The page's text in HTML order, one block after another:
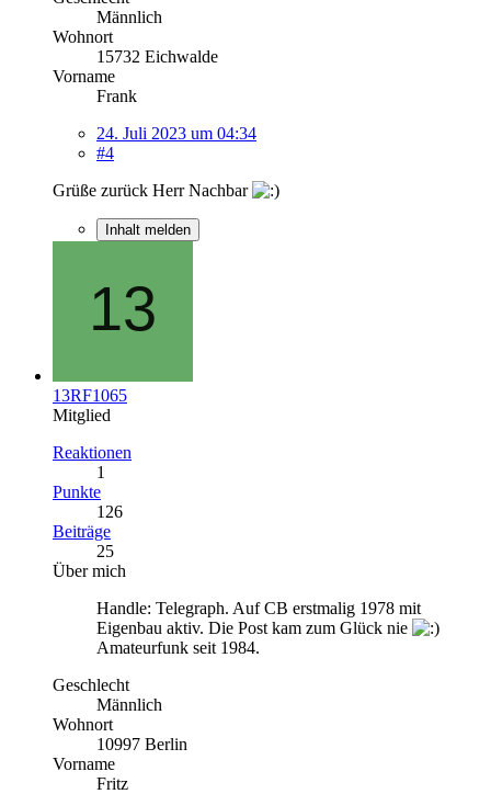
Männlich
Wohnort
15732 Eichwalde
Vorname
Frank
24. Juli 2023 um 04:34
#4
Grüße zurück Herr Nachbar
Inhalt melden
13RF1065
Mitglied
Reaktionen
1
Punkte
126
Beiträge
25
Über mich
Handle: Telegraph. Auf CB erstmalig 1978 mit
Eigenbau aktiv. Die Post kam zum Glück nie
Amateurfunk seit 1984.
Geschlecht
Männlich
Wohnort
10997 Berlin
Vorname
Fritz